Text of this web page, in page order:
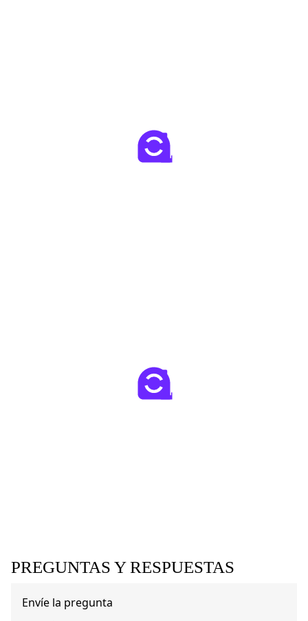
PREGUNTAS Y RESPUESTAS
Envíe la pregunta